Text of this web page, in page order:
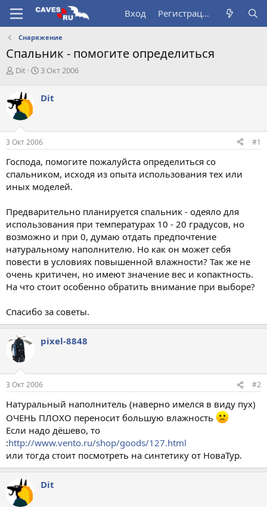
Вход Регистрация
Снаряжение
Спальник - помогите определиться
А
о
р
т
е
м
Dit
Д
а
ч
а
а
3 Окт 2006
Dit
3 Окт 2006 #1
Господа, помогите пожалуйста определиться со
спальником, исходя из опыта использования тех или
иных моделей.
Предварительно планируется спальник - одеяло для
использования при температурах 10 - 20 градусов, но
возможно и при 0, думаю отдать предпочтение
натуральному наполнителю. Но как он может себя
повести в условиях повышенной влажности? Так же не
очень критичен, но имеют значение вес и копактность.
На что стоит особенно обратить внимание при выборе?
Спасибо за советы.
pixel-8848
3 Окт 2006 #2
Натуральный наполнитель (наверно имелся в виду пух)
ОЧЕНЬ ПЛОХО переносит большую влажность
Если надо дёшево, то
:http://www.vento.ru/shop/goods/127.html
или тогда стоит посмотреть на синтетику от НоваТур.
Dit